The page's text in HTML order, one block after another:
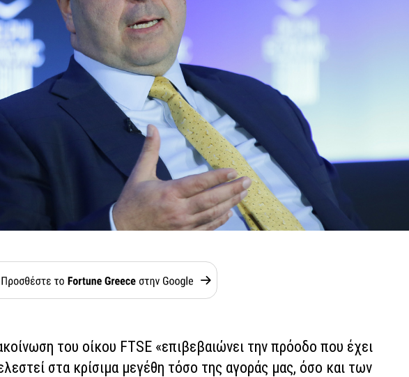
του οίκου FTSE «επιβεβαιώνει την πρόοδο που έχει
στα κρίσιμα μεγέθη τόσο της αγοράς μας, όσο και των